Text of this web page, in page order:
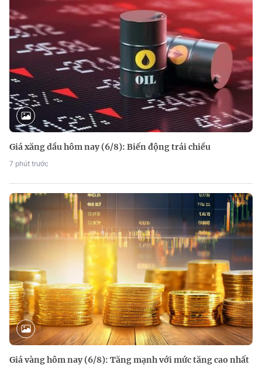
Giá xăng dầu hôm nay (6/8): Biến động trái chiều
7 phút trước
Giá vàng hôm nay (6/8): Tăng mạnh với mức tăng cao nhất